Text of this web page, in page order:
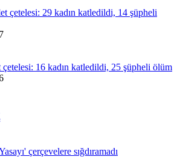
çetelesi: 29 kadın katledildi, 14 şüpheli
çetelesi: 16 kadın katledildi, 25 şüpheli ölüm
çerçevelere sığdıramadı